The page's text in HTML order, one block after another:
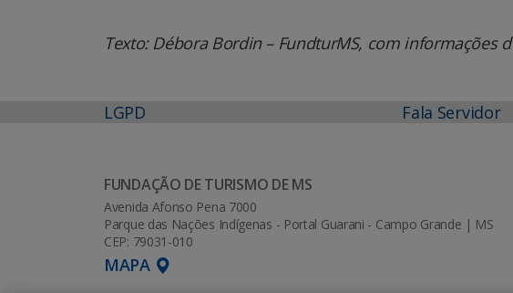
Texto: Débora Bordin – FundturMS, com informações
LGPD Fala Servidor
FUNDAÇÃO DE TURISMO DE MS
Avenida Afonso Pena 7000
Parque das Nações Indígenas - Portal Guarani - Campo Grande | MS
CEP: 79031-010
MAPA